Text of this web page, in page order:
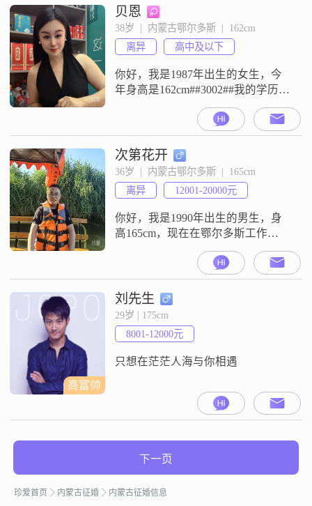
处，也比较热爱生活##3002##我在
这里真诚地寻找一位合适的男士，
希望能通过交流相互了解，看看彼
此是否合适##3002##如果你也在包
头
贝恩
38岁  |  内蒙古鄂尔多斯  |  162cm
离异
高中及以下
你好，我是1987年出生的女生，今
年身高是162cm##3002##我的学历是
高中及以下，目前的工作地在鄂尔
多斯，月收入在5001到8000元这个
范围里##3002##性格方面，我是一
个开朗爱笑的人，平时也挺真诚可
靠的##3002##对于生活，我没有什
么特别复杂的想法，就是追求简单
幸福##3002##我不太擅长说那些好
次第花开
36岁  |  内蒙古鄂尔多斯  |  165cm
离异
12001-20000元
你好，我是1990年出生的男生，身
高165cm，现在在鄂尔多斯工作
##3002##学历是大专，目前的月收
入在12001到20000元之间##3002##
我的性格比较乐观积极，平时随和
也挺容易相处##3002##在生活上，
我比较看重家庭，觉得家庭是生活
里很重要的一部分##3002##我没什
么特别复杂的经历，就是普普通通
过
高富帅
刘先生
29岁 | 175cm
8001-12000元
只想在茫茫人海与你相遇
下一页
珍爱首页 内蒙古征婚 内蒙古征婚信息